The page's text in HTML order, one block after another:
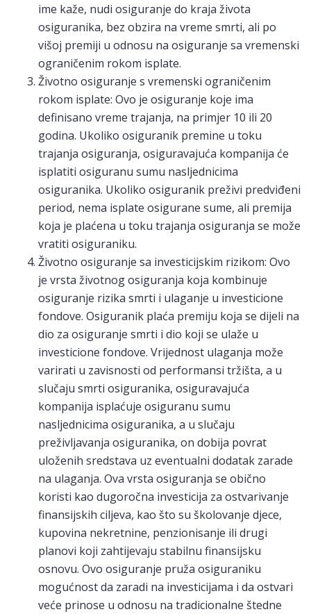
ime kaže, nudi osiguranje do kraja života
osiguranika, bez obzira na vreme smrti, ali po
višoj premiji u odnosu na osiguranje sa vremenski
ograničenim rokom isplate.
Životno osiguranje s vremenski ograničenim
rokom isplate: Ovo je osiguranje koje ima
definisano vreme trajanja, na primjer 10 ili 20
godina. Ukoliko osiguranik premine u toku
trajanja osiguranja, osiguravajuća kompanija će
isplatiti osiguranu sumu nasljednicima
osiguranika. Ukoliko osiguranik preživi predviđeni
period, nema isplate osigurane sume, ali premija
koja je plaćena u toku trajanja osiguranja se može
vratiti osiguraniku.
Životno osiguranje sa investicijskim rizikom: Ovo
je vrsta životnog osiguranja koja kombinuje
osiguranje rizika smrti i ulaganje u investicione
fondove. Osiguranik plaća premiju koja se dijeli na
dio za osiguranje smrti i dio koji se ulaže u
investicione fondove. Vrijednost ulaganja može
varirati u zavisnosti od performansi tržišta, a u
slučaju smrti osiguranika, osiguravajuća
kompanija isplaćuje osiguranu sumu
nasljednicima osiguranika, a u slučaju
preživljavanja osiguranika, on dobija povrat
uloženih sredstava uz eventualni dodatak zarade
na ulaganja. Ova vrsta osiguranja se obično
koristi kao dugoročna investicija za ostvarivanje
finansijskih ciljeva, kao što su školovanje djece,
kupovina nekretnine, penzionisanje ili drugi
planovi koji zahtijevaju stabilnu finansijsku
osnovu. Ovo osiguranje pruža osiguraniku
mogućnost da zaradi na investicijama i da ostvari
veće prinose u odnosu na tradicionalne štedne